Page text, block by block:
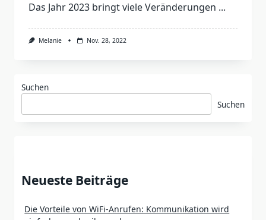
Das Jahr 2023 bringt viele Veränderungen ...
Melanie Nov. 28, 2022
Suchen
Suchen
Neueste Beiträge
Die Vorteile von WiFi-Anrufen: Kommunikation wird